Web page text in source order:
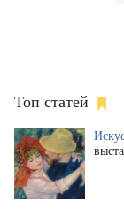
Топ статей